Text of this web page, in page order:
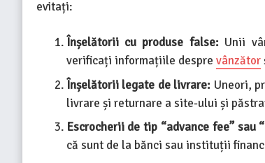
evitați:
Înșelătorii cu produse false:Unii
verificați informațiile despre vânzător
Înșelătorii legate de livrare: Uneori,
livrare și returnare a site-ului și
Escrocherii de tip “advance fee” sau
că sunt de la bănci sau instituții